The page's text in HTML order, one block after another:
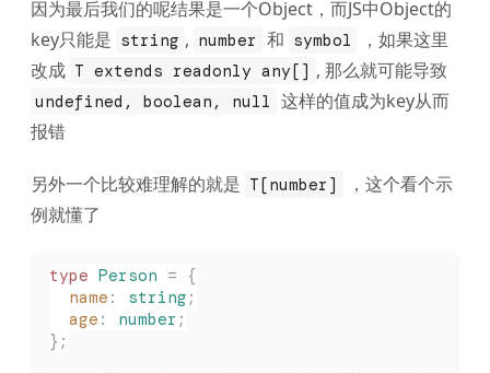
因为最后我们的呢结果是一个Object，而JS中Object的
key只能是 string , number 和 symbol
，如果这里
改成 T extends readonly any[] , 那么就可能导致
undefined, boolean, null 这样的值成为key从而
报错
另外一个比较难理解的就是 T[number]
，这个看个示
例就懂了
type Person = {
  name
: string;
  age
: number ;
};